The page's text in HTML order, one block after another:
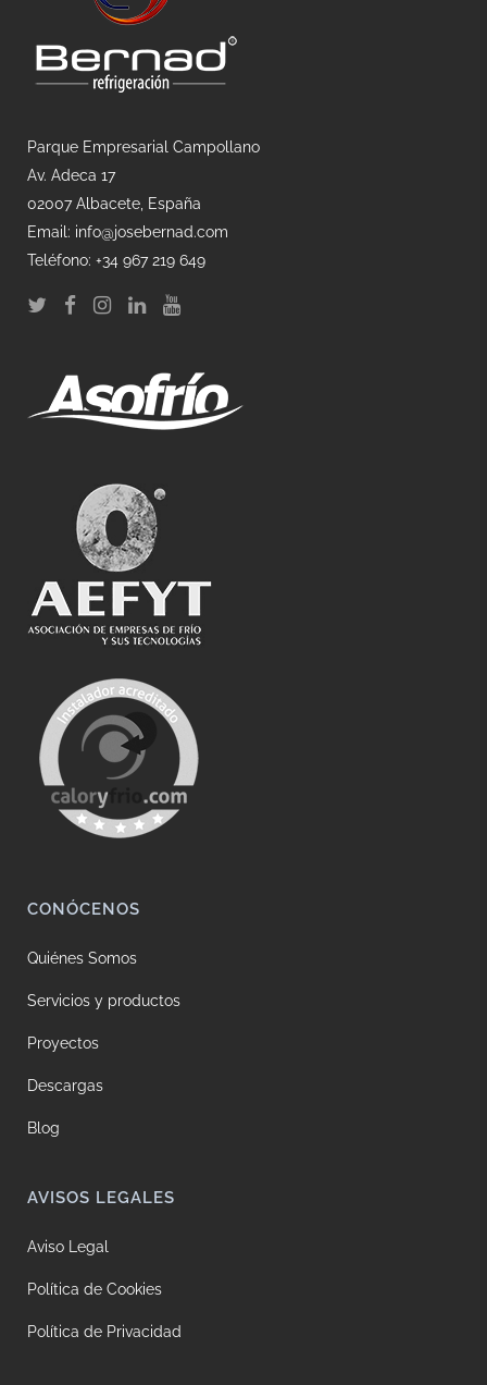
Parque Empresarial Campollano
Av. Adeca 17
02007 Albacete, España
Email: info@josebernad.com
Teléfono: +34 967 219 649
CONÓCENOS
Quiénes Somos
Servicios y productos
Proyectos
Descargas
Blog
AVISOS LEGALES
Aviso Legal
Política de Cookies
Política de Privacidad